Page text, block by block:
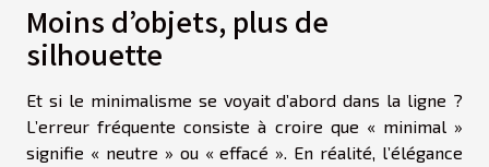
Moins d’objets, plus de
silhouette
Et si le minimalisme se voyait d’abord dans la ligne ?
L’erreur fréquente consiste à croire que « minimal »
signifie « neutre » ou « effacé ». En réalité, l’élégance